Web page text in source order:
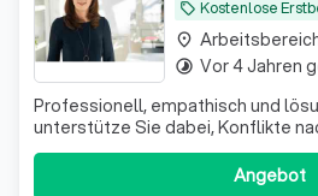
local_offer Kostenlose
Professionell, empathisch und
unterstütze Sie dabei, Konflikte
durch Mediation oder Konflikt-
Verständnis und Zusammenarbeit
Angebot
place
timelapse Vor 4 Jahren